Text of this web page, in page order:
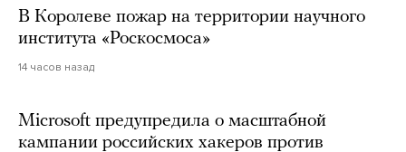
В Королеве пожар на территории научного
института «Роскосмоса»
14 часов назад
Microsoft предупредила о масштабной
кампании российских хакеров против